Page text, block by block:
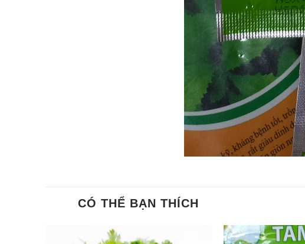
CÓ THỂ BẠN THÍCH